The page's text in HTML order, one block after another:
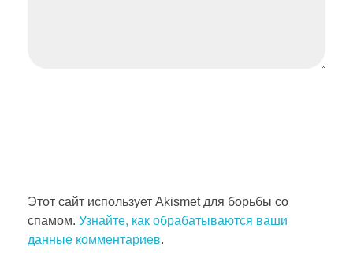
Этот сайт использует Akismet для борьбы со
спамом. Узнайте, как обрабатываются ваши
данные комментариев.